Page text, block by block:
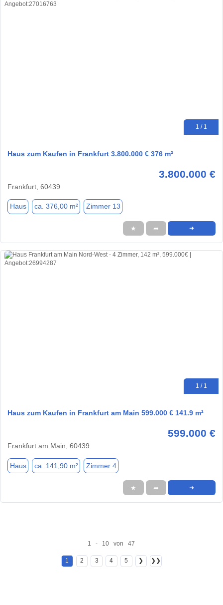
1 / 1
Haus zum Kaufen in Frankfurt 3.800.000 € 376 m²
3.800.000 €
Frankfurt, 60439
Haus ca. 376,00 m² Zimmer 13
★ ➦ ➜
1 / 1
Haus zum Kaufen in Frankfurt am Main 599.000 € 141.9 m²
599.000 €
Frankfurt am Main, 60439
Haus ca. 141,90 m² Zimmer 4
★ ➦ ➜
1 - 10 von 47
1 2 3 4 5 ❯ ❯❯